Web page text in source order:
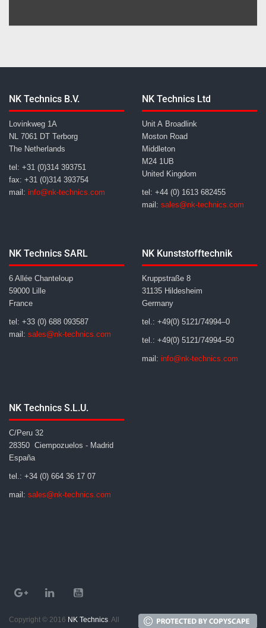
NK Technics B.V.
Lovinkweg 1A
NL 7061 DT Terborg
The Netherlands
tel: +31 (0)314 393751
fax: +31 (0)314 393754
mail: info@nk-technics.com
NK Technics Ltd
Unit A Broadlink
Moston Road
Middleton
M24 1UB
United Kingdom
tel: +44 (0) 1613 682455
mail: sales@nk-technics.com
NK Technics SARL
6 Allée Chanteloup
59000 Lille
France
tel: +33 (0) 688 093587
mail: sales@nk-technics.com
NK Kunststofftechnik
Kruppstraße 8
31135 Hildesheim
Germany
tel.: +49(0) 5121/74994–0
tel.: +49(0) 5121/74994–50
mail: info@nk-technics.com
NK Technics S.L.U.
C/Peru 32
28350 Ciempozuelos - Madrid
España
tel.: +34 (0) 664 36 17 07
mail: sales@nk-technics.com
Copyright © 2016 NK Technics . All